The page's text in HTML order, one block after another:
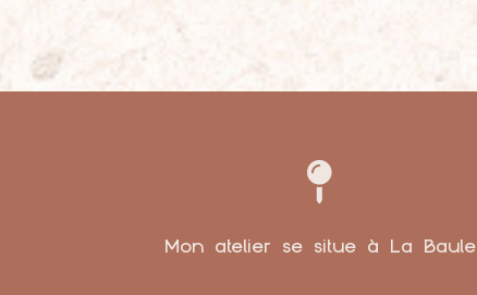

Mon atelier se situe à La Baule